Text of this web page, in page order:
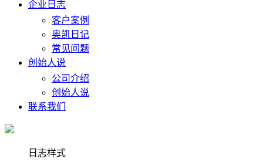
企业日志
客户案例
奥凯日记
常见问题
创始人说
公司介绍
创始人说
联系我们
日志样式